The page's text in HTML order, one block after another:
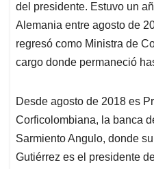
del presidente. Estuvo un
Alemania entre agosto de
regresó como Ministra de
cargo donde permaneció
Desde agosto de 2018 es
Corficolombiana, la banca
Sarmiento Angulo, donde
Gutiérrez es el presidente